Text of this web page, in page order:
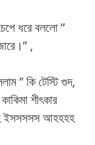
ধরে বললো ”
,
” কি টেস্টি গুদ,
শীৎকার
ইসসসসস আহহহহ